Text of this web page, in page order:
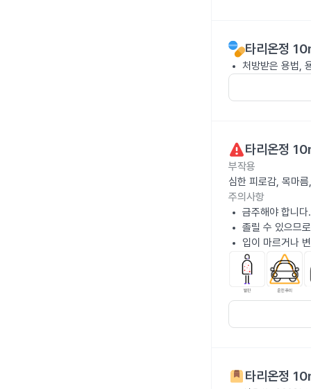
타리온정
처방받은 용법,
타리온정
부작용
심한 피로감, 목마
주의사항
금주해야 합니다.
졸릴 수 있으므
입이 마르거나
타리온정